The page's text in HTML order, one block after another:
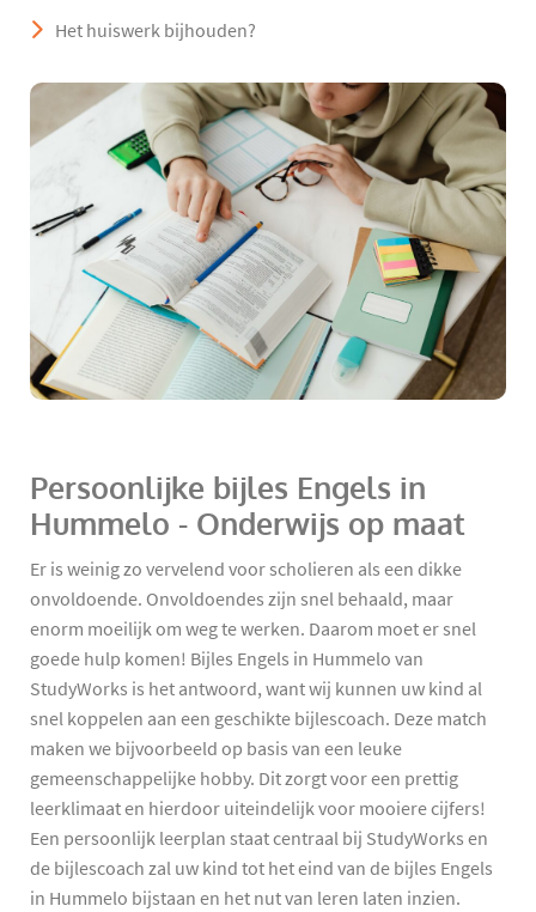
Het huiswerk bijhouden?
Persoonlijke bijles Engels in
Hummelo - Onderwijs op maat
Er is weinig zo vervelend voor scholieren als een dikke
onvoldoende. Onvoldoendes zijn snel behaald, maar
enorm moeilijk om weg te werken. Daarom moet er snel
goede hulp komen! Bijles Engels in Hummelo van
StudyWorks is het antwoord, want wij kunnen uw kind al
snel koppelen aan een geschikte bijlescoach. Deze match
maken we bijvoorbeeld op basis van een leuke
gemeenschappelijke hobby. Dit zorgt voor een prettig
leerklimaat en hierdoor uiteindelijk voor mooiere cijfers!
Een persoonlijk leerplan staat centraal bij StudyWorks en
de bijlescoach zal uw kind tot het eind van de bijles Engels
in Hummelo bijstaan en het nut van leren laten inzien.